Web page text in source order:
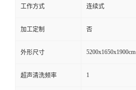
工作方式 连续式
加工定制 否
外形尺寸 5200x1650x1900cm
超声清洗频率 1